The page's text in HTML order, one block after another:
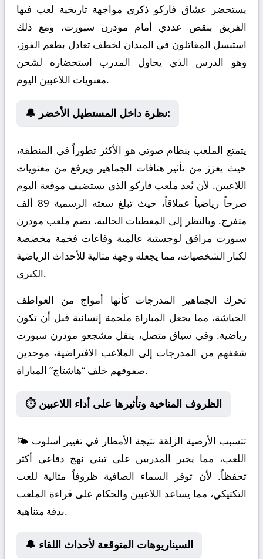
يستحضر عشاق فاركو ذكرى مواجهة تاريخية لعب فيها
الفريق بنقص عددي أمام مودرن سبورت، ومع ذلك
استبسل المقاتلون في الميدان لخطف تعادل بطعم الفوز،
وهو الدرس الذي يحاول المدرب استحضاره لشحن
معنويات اللاعبين اليوم.
🔔 نظرة داخل المستطيل الأخضر:
يتمتع الملعب بنظام صوتي هو الأكثر تطوراً في المنطقة،
حيث يعزز من تأثير هتافات الجماهير ويرفع من معنويات
اللاعبين. لأن يُعد ملعب فاركو الذي يستضيف موقعة اليوم
صرحاً رياضياً عملاقاً، حيث تبلغ سعته الرسمية 89 ألف
متفرج. وبالنظر إلى المعطيات الحالية، يضم ملعب مودرن
سبورت مرافق لوجستية عالمية وقاعات فخمة مخصصة
لكبار الشخصيات، مما يجعله وجهة مثالية للأحداث الرياضية
الكبرى.
تحرك الجماهير المدرجات كأنها أمواج من العواطف
الجياشة، مما يجعل المباراة ملحمة إنسانية قبل أن تكون
رياضية. وفي سياق متصل، ينقل مشجعو مودرن سبورت
شغفهم من المدرجات إلى الملاعب الافتراضية، موحدين
صفوفهم خلف “هاشتاج” المباراة.
⏱️ الظروف المناخية وتأثيرها على أداء اللاعبين
🌤️ تتسبب الأرضية الزلقة نتيجة الأمطار في تغيير أسلوب
اللعب، مما يجبر المدربين على تبني نهج دفاعي أكثر
تحفظاً. لأن توفر السماء الصافية ظروفاً مثالية للعب
التكتيكي، مما يساعد اللاعبين والحكام على قراءة الملعب
بدقة متناهية.
🔔 السيناريوهات المتوقعة لأحداث اللقاء